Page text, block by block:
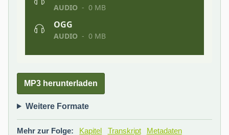
MP3 herunterladen
Weitere Formate
Mehr zur Folge: Kapitel Transkript Metadaten